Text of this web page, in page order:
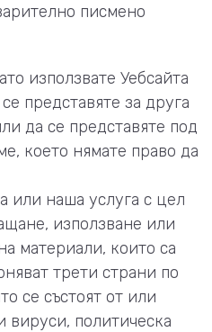
писмено
използвате Уебсайта
представяте за друга
да се представяте под
което нямате право да
или наша услуга с цел
използване или
материали, които са
трети страни по
се състоят от или
вируси, политическа